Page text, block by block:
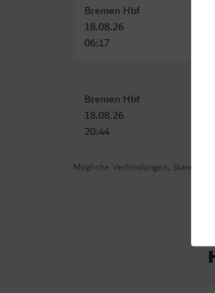
Mögliche Verbindungen, Stand:
Bremen Hbf
18.08.26
06:17
Bremen Hbf
18.08.26
20:44